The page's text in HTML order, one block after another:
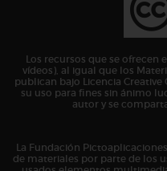
Los recursos que se ofrecen
vídeos), al igual que los
publican bajo Licencia Creative
su uso para fines sin ánimo
autor y se
La Fundación
de materiales por parte de los